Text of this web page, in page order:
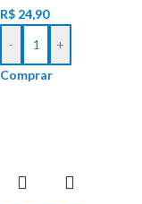
R$ 24,90
-
+
Comprar